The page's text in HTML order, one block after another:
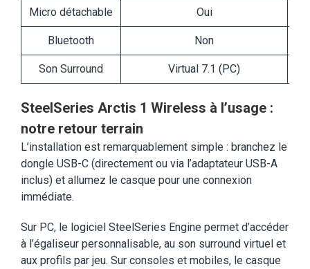
Micro détachable Oui
Bluetooth Non
Son Surround Virtual 7.1 (PC)
SteelSeries Arctis 1 Wireless à l’usage :
notre retour terrain
L’installation est remarquablement simple : branchez le
dongle USB-C (directement ou via l’adaptateur USB-A
inclus) et allumez le casque pour une connexion
immédiate.
Sur PC, le logiciel SteelSeries Engine permet d’accéder
à l’égaliseur personnalisable, au son surround virtuel et
aux profils par jeu. Sur consoles et mobiles, le casque